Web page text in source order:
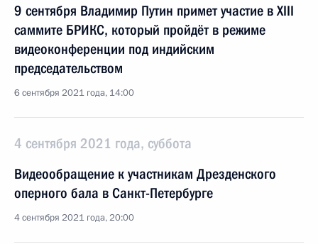
9 сентября Владимир Путин примет участие в XIII
саммите БРИКС, который пройдёт в режиме
видеоконференции под индийским
председательством
6 сентября 2021 года, 14:00
4 сентября 2021 года, суббота
Видеообращение к участникам Дрезденского
оперного бала в Санкт-Петербурге
4 сентября 2021 года, 20:00